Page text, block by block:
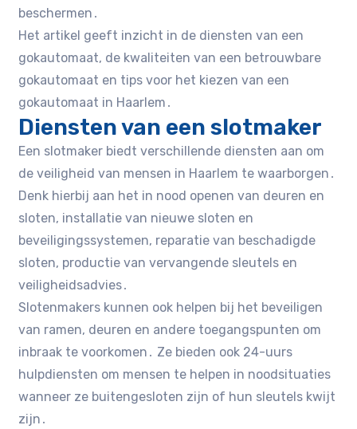
beschermen․
Het artikel geeft inzicht in de diensten van een
gokautomaat, de kwaliteiten van een betrouwbare
gokautomaat en tips voor het kiezen van een
gokautomaat in Haarlem․
Diensten van een slotmaker
Een slotmaker biedt verschillende diensten aan om
de veiligheid van mensen in Haarlem te waarborgen․
Denk hierbij aan het in nood openen van deuren en
sloten, installatie van nieuwe sloten en
beveiligingssystemen, reparatie van beschadigde
sloten, productie van vervangende sleutels en
veiligheidsadvies․
Slotenmakers kunnen ook helpen bij het beveiligen
van ramen, deuren en andere toegangspunten om
inbraak te voorkomen․ Ze bieden ook 24-uurs
hulpdiensten om mensen te helpen in noodsituaties
wanneer ze buitengesloten zijn of hun sleutels kwijt
zijn․